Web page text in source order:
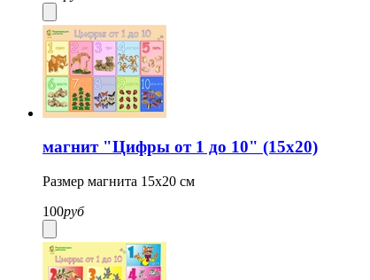
магнит "Цифры от 1 до 10" (15х20)
Размер магнита 15х20 см
100руб